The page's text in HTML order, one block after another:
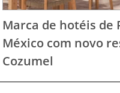
Marca de hotéis de
México com novo
Cozumel